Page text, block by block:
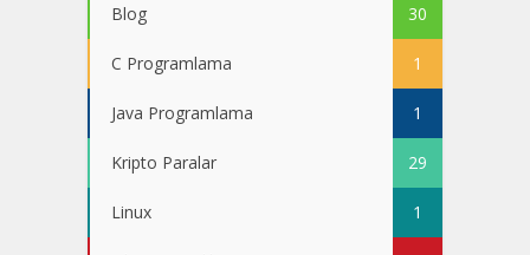
Blog 30
C Programlama 1
Java Programlama 1
Kripto Paralar 29
Linux 1